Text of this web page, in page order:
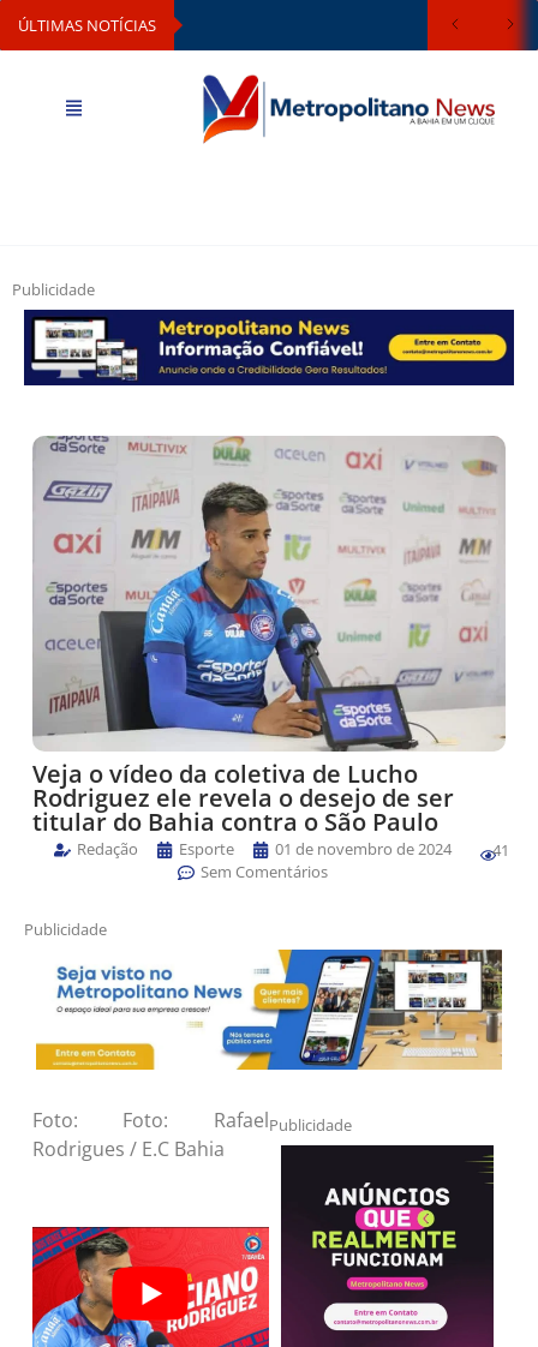
ÚLTIMAS NOTÍCIAS
Publicidade
Veja o vídeo da coletiva de Lucho
Rodriguez ele revela o desejo de ser
titular do Bahia contra o São Paulo
Redação Esporte
01 de novembro de 2024
Sem Comentários
41
Publicidade
Foto: Foto: Rafael
Rodrigues / E.C Bahia
Publicidade